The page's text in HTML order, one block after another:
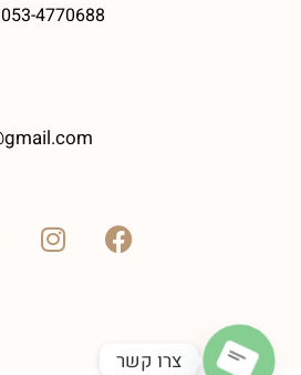
053-4770688
צרו קשר